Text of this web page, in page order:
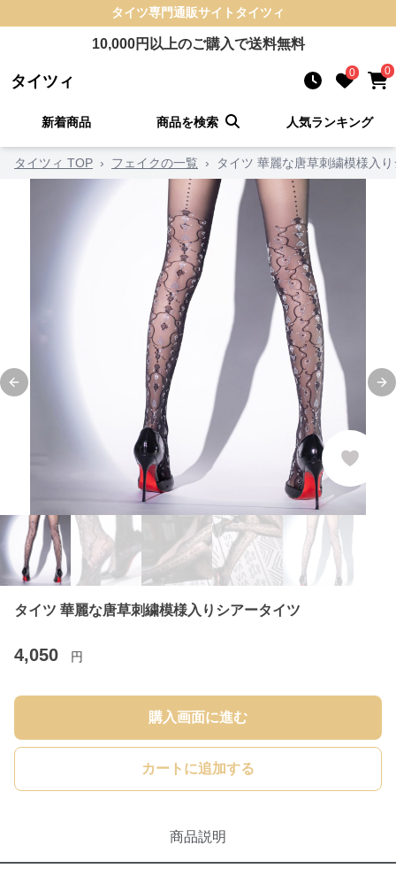
タイツ専門通販サイト タイツィ
10,000円以上のご購入で送料無料
タイツィ 0 0
新着商品 商品を検索 人気ランキング
タイツィ TOP › フェイクの一覧 › タイツ 華麗な唐草刺繍模様入
Previous slide
タイツ 華麗な唐草刺繍模様入りシアータイツ
4,050 円
購入画面に進む
カートに追加する
商品説明